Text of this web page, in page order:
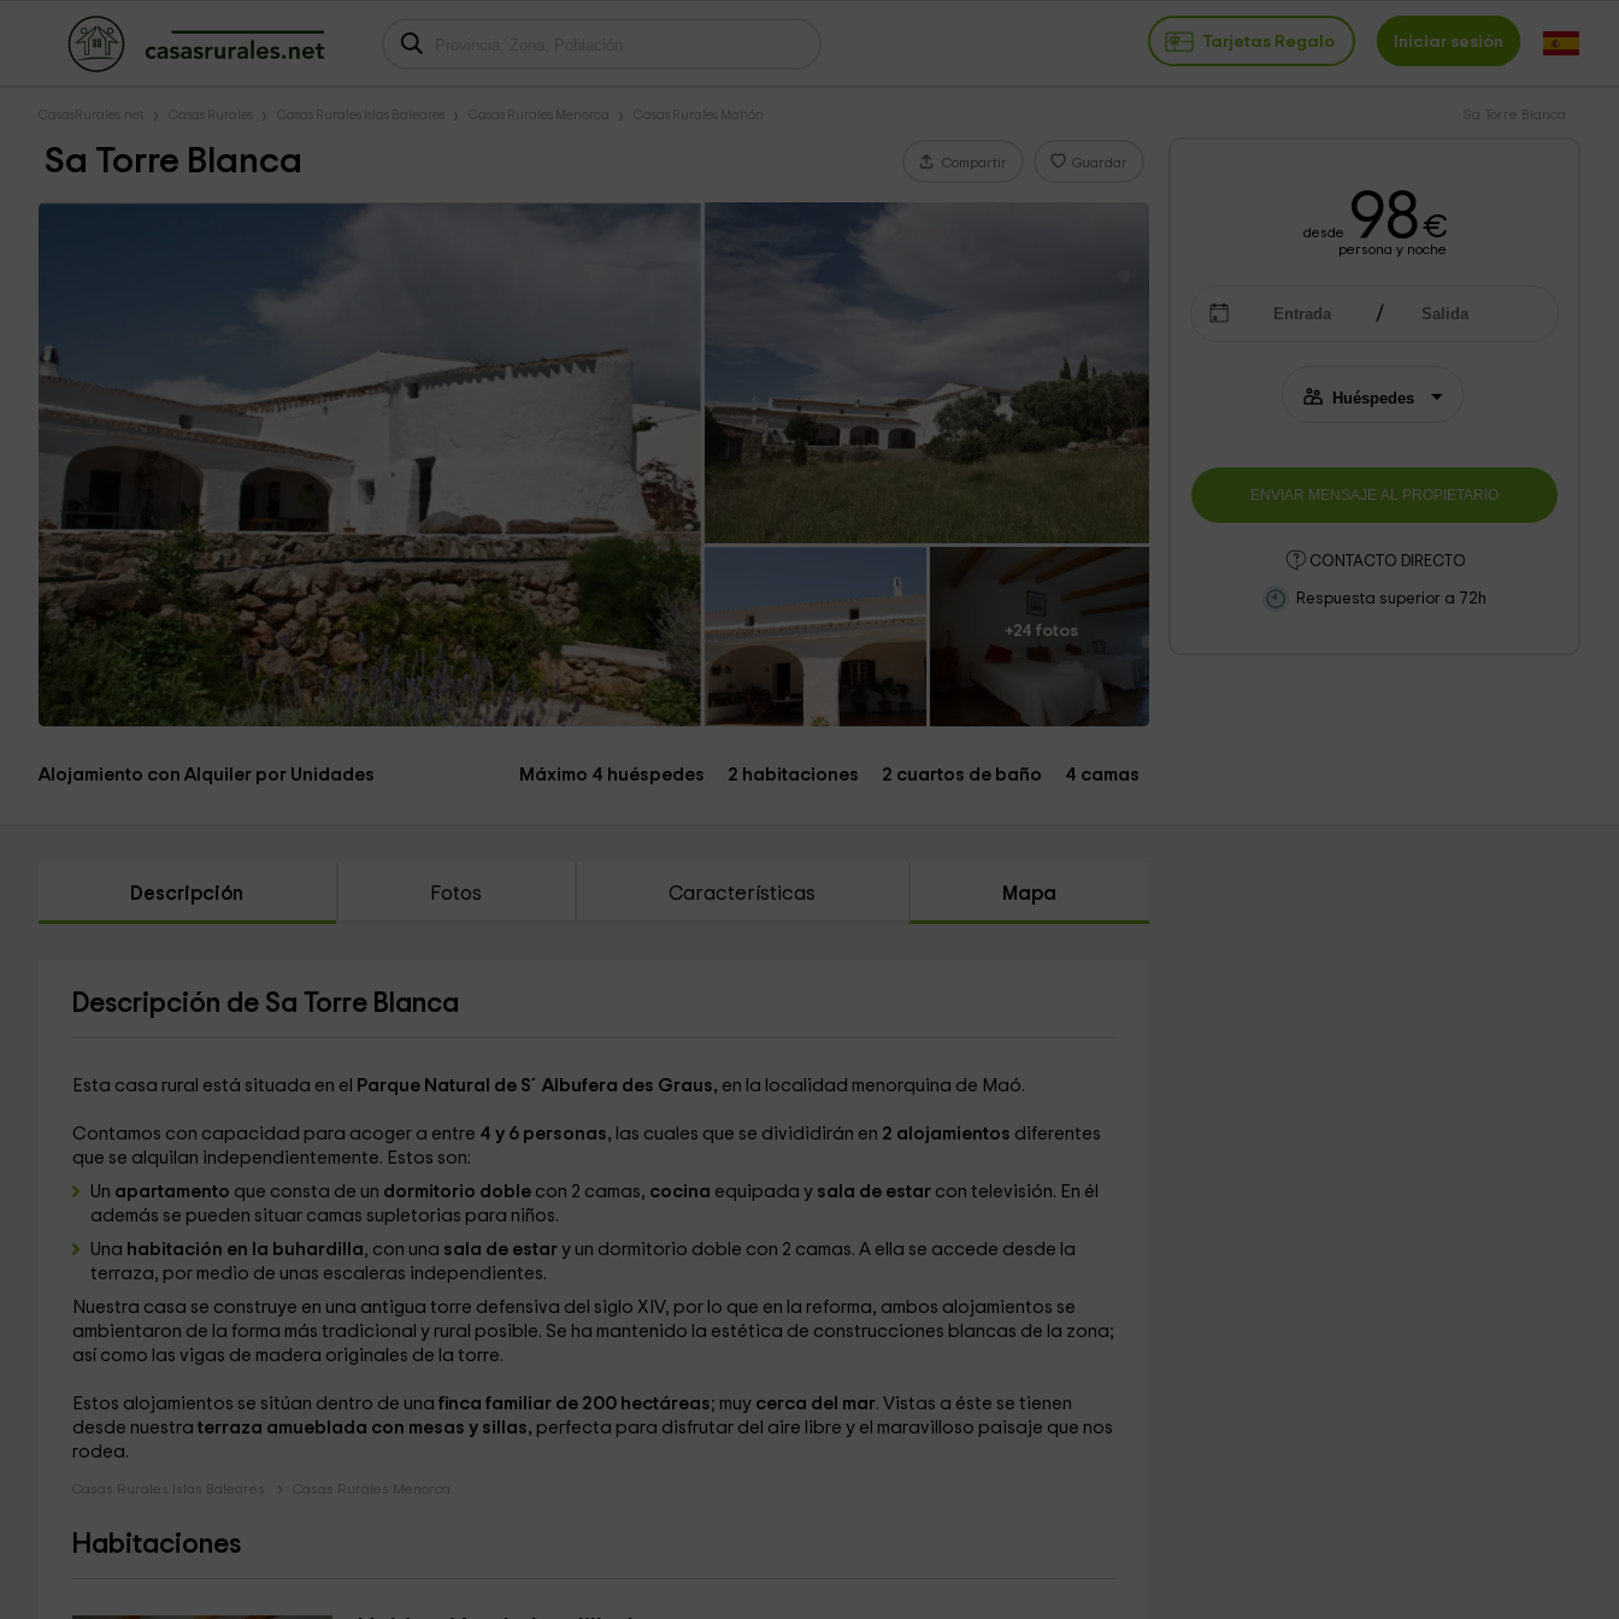
Tarjetas Regalo Iniciar sesión
CasasRurales.net Casas Rurales Casas Rurales Islas Baleares Casas Rurales Menorca Casas Rurales Mahón Sa Torre Blanca
Sa Torre Blanca Compartir Guardar
+24 fotos
desde 98€
persona y noche
CONTACTO DIRECTO
Respuesta superior a 72h
Alojamiento con Alquiler por Unidades Máximo 4 huéspedes 2 habitaciones 2 cuartos de baño 4 camas
Descripción Fotos Características Mapa
Descripción de Sa Torre Blanca
Esta casa rural está situada en el Parque Natural de S´Albufera des Graus, en la localidad menorquina de Maó.
Contamos con capacidad para acoger a entre 4 y 6 personas, las cuales que se divididirán en 2 alojamientos diferentes
que se alquilan independientemente. Estos son:
Un apartamento que consta de un dormitorio doblecon 2 camas, cocina equipada ysala de estarcon televisión. En él
además se pueden situar camas supletorias para niños.
Una habitación en la buhardilla, con una sala de estar y un dormitorio doble con 2 camas. A ella se accede desde la
terraza, por medio de unas escaleras independientes.
Nuestra casa se construye en una antigua torre defensiva del siglo XIV, por lo que en la reforma, ambos alojamientos se
ambientaron de la forma más tradicional y rural posible. Se ha mantenido la estética de construcciones blancas de la zona;
así como las vigas de madera originales de la torre.
Estos alojamientos se sitúan dentro de una finca familiar de 200 hectáreas; muy cerca del mar. Vistas a éste se tienen
desde nuestra terraza amueblada con mesas y sillas, perfecta para disfrutar del aire libre y el maravilloso paisaje que nos
rodea.
Casas Rurales Islas Baleares Casas Rurales Menorca
Habitaciones